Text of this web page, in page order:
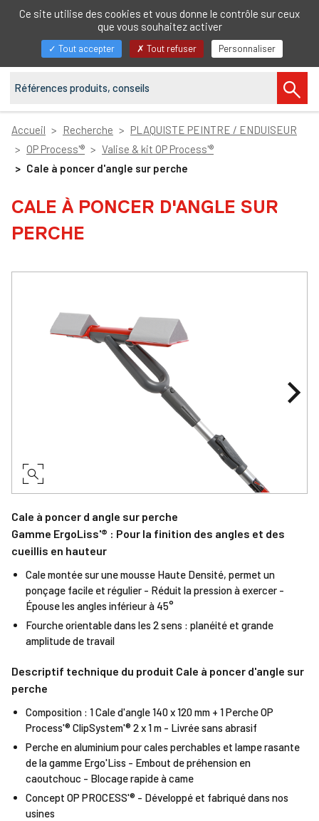
FR
Afficher/masquer
Accueil Recherche
PLAQUISTE PEINTRE / ENDUISEUR
OP Process'®
Valise & kit OP Process'®
Cale à poncer d'angle sur perche
CALE À PONCER D'ANGLE SUR
PERCHE
Cale à poncer d angle sur perche
Gamme ErgoLiss'® : Pour la finition des angles et des
cueillis en hauteur
Cale montée sur une mousse Haute Densité, permet un
ponçage facile et régulier - Réduit la pression à exercer -
Épouse les angles inférieur à 45°
Fourche orientable dans les 2 sens : planéité et grande
amplitude de travail
Descriptif technique du produit Cale à poncer d'angle sur
perche
Composition : 1 Cale d'angle 140 x 120 mm + 1 Perche OP
Process'® ClipSystem'® 2 x 1 m - Livrée sans abrasif
Perche en aluminium pour cales perchables et lampe rasante
de la gamme Ergo'Liss - Embout de préhension en
caoutchouc - Blocage rapide à came
Concept OP PROCESS'® - Développé et fabriqué dans nos
usines
Ce site utilise des cookies et vous donne le contrôle sur ceux
que vous souhaitez activer
Tout accepter Tout refuser Personnaliser